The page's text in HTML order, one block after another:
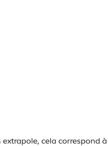
cela correspond à